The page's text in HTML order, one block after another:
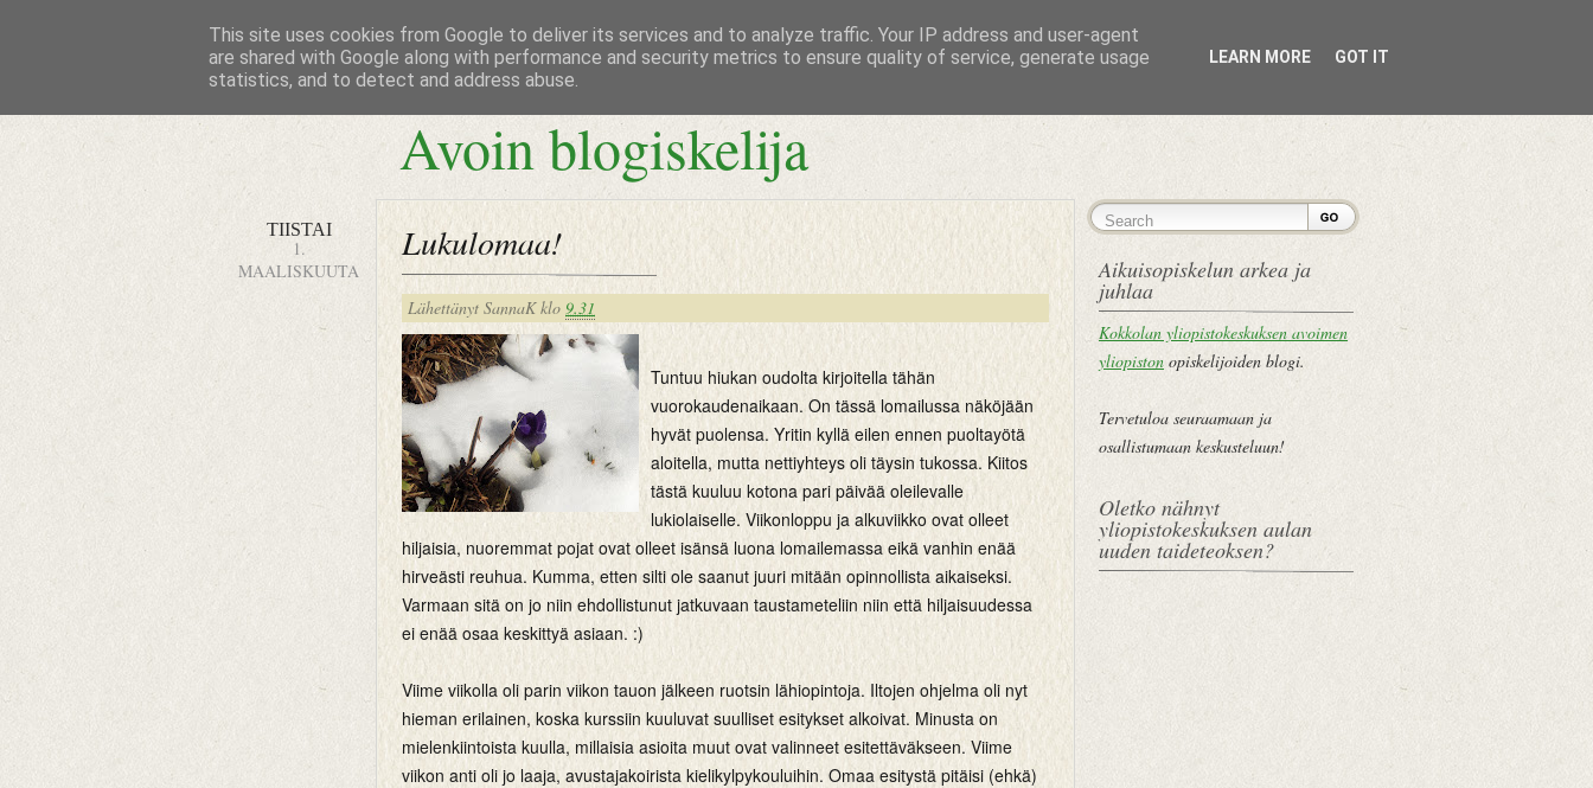
Avoin blogiskelija
TIISTAI
1.
MAALISKUUTA
Lukulomaa!
Lähettänyt SannaK klo 9.31
Tuntuu hiukan oudolta kirjoitella tähän
vuorokaudenaikaan. On tässä lomailussa näköjään
hyvät puolensa. Yritin kyllä eilen ennen puoltayötä
aloitella, mutta nettiyhteys oli täysin tukossa. Kiitos
tästä kuuluu kotona pari päivää oleilevalle
lukiolaiselle. Viikonloppu ja alkuviikko ovat olleet
hiljaisia, nuoremmat pojat ovat olleet isänsä luona lomailemassa eikä vanhin enää
hirveästi reuhua. Kumma, etten silti ole saanut juuri mitään opinnollista aikaiseksi.
Varmaan sitä on jo niin ehdollistunut jatkuvaan taustameteliin niin että hiljaisuudessa
ei enää osaa keskittyä asiaan. :)
Viime viikolla oli parin viikon tauon jälkeen ruotsin lähiopintoja. Iltojen ohjelma oli nyt
hieman erilainen, koska kurssiin kuuluvat suulliset esitykset alkoivat. Minusta on
mielenkiintoista kuulla, millaisia asioita muut ovat valinneet esitettäväkseen. Viime
viikon anti oli jo laaja, avustajakoirista kielikylpykouluihin. Omaa esitystä pitäisi (ehkä)
Aikuisopiskelun arkea ja
juhlaa
Kokkolan yliopistokeskuksen avoimen
yliopiston opiskelijoiden blogi.
Tervetuloa seuraamaan ja
osallistumaan keskusteluun!
Oletko nähnyt
yliopistokeskuksen aulan
uuden taideteoksen?
This site uses cookies from Google to deliver its services and to analyze traffic. Your IP address and user-agent
are shared with Google along with performance and security metrics to ensure quality of service, generate usage
statistics, and to detect and address abuse.
LEARN MORE GOT IT